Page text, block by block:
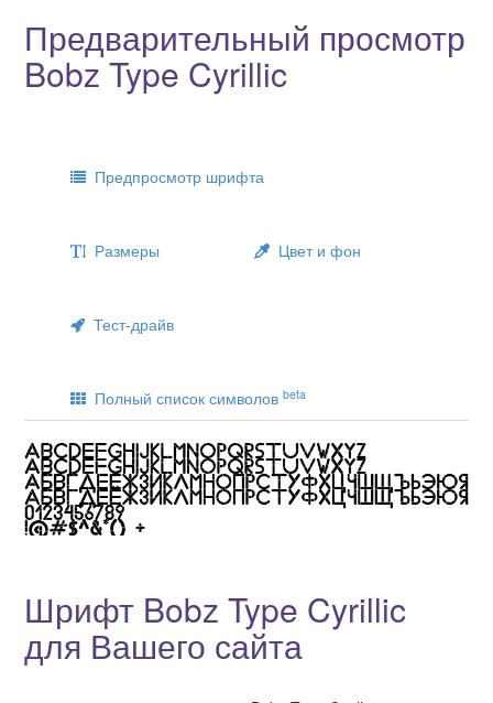
Предварительный просмотр
Bobz Type Cyrillic
Предпросмотр шрифта
Размеры Цвет и фон
Тест-драйв
Полный список символов beta
Шрифт Bobz Type Cyrillic
для Вашего сайта